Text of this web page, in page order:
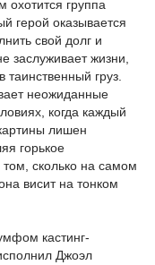
охотится группа
герой оказывается
свой долг и
заслуживает жизни,
груз.
неожиданные
когда каждый
лишен
горькое
том, сколько на самом
висит на тонком
кастинг-
Джоэл